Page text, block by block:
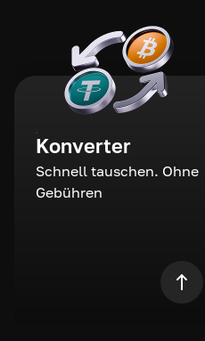
Konverter
Schnell tauschen. Ohne
Gebühren